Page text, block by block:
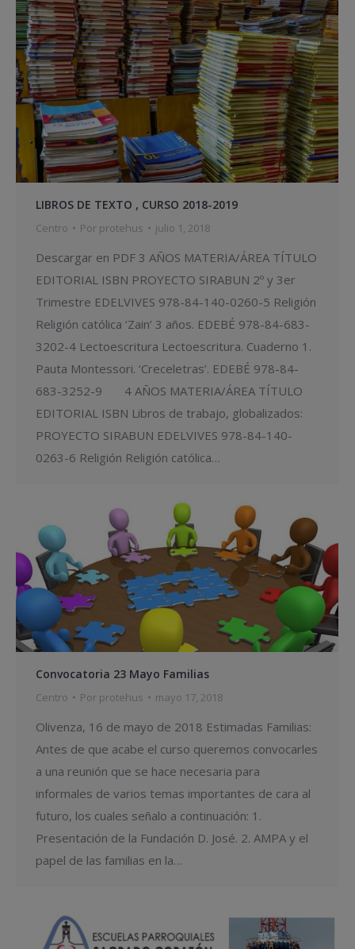
LIBROS DE TEXTO , CURSO 2018-2019
Centro Por protehus julio 1, 2018
Descargar en PDF 3 AÑOS MATERIA/ÁREA TÍTULO
EDITORIAL ISBN PROYECTO SIRABUN 2º y 3er
Trimestre EDELVIVES 978-84-140-0260-5 Religión
Religión católica ‘Zain’ 3 años. EDEBÉ 978-84-683-
3202-4 Lectoescritura Lectoescritura. Cuaderno 1.
Pauta Montessori. ‘Creceletras’. EDEBÉ 978-84-
683-3252-9 4 AÑOS MATERIA/ÁREA TÍTULO
EDITORIAL ISBN Libros de trabajo, globalizados:
PROYECTO SIRABUN EDELVIVES 978-84-140-
0263-6 Religión Religión católica…
Convocatoria 23 Mayo Familias
Centro Por protehus mayo 17, 2018
Olivenza, 16 de mayo de 2018 Estimadas Familias:
Antes de que acabe el curso queremos convocarles
a una reunión que se hace necesaria para
informales de varios temas importantes de cara al
futuro, los cuales señalo a continuación: 1.
Presentación de la Fundación D. José. 2. AMPA y el
papel de las familias en la…